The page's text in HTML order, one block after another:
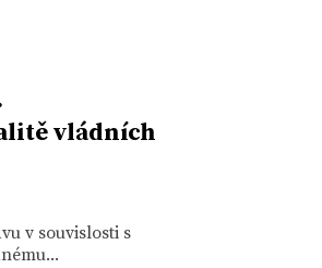
vládních
v souvislosti s